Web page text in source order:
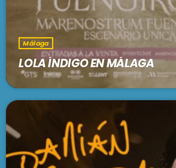
Málaga
LOLA ÍNDIGO EN MÁLAGA